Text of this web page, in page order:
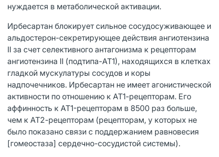
нуждается в метаболической активации.
Ирбесартан блокирует сильное сосудосуживающее и
альдостерон-секретирующее действия ангиотензина
II за счет селективного антагонизма к рецепторам
ангиотензина II (подтипа-AT1), находящихся в клетках
гладкой мускулатуры сосудов и коры
надпочечников. Ирбесартан не имеет агонистической
активности по отношению к АТ1-рецепторам. Его
аффинность к AT1-рецепторам в 8500 раз больше,
чем к АТ2-рецепторам (рецепторам, у которых не
было показано связи с поддержанием равновесия
[гомеостаза] сердечно-сосудистой системы).